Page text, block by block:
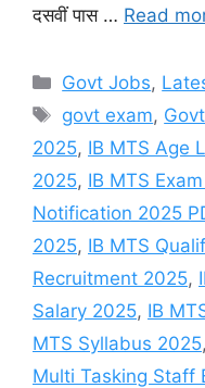
दसवीं पास … Read
Categories
Govt Jobs,
Tags
govt exam,
2025, IB MTS Age
2025, IB MTS
Notification 2025
2025, IB MTS
Recruitment 2025,
Salary 2025, IB
MTS Syllabus 2025,
Multi Tasking Staff